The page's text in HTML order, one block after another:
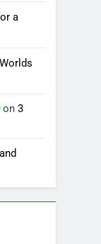
a
on3